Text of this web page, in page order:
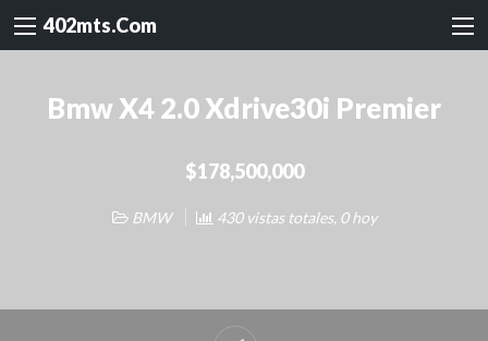
402mts.Com
Bmw X4 2.0 Xdrive30i Premier
$178,500,000
BMW 430 vistas totales, 0 hoy